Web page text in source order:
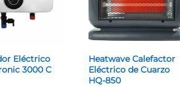
Eléctrico
3000 C
Heatwave Calefactor
Eléctrico de Cuarzo
HQ-850